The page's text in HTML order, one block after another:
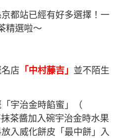
都站已經有好多選擇！一
精選啦～
店 「中村藤吉」 並不陌生
宇治金時餡蜜」（
茶醬加入碗宇治金時水果
入威化餅皮「最中餅」入